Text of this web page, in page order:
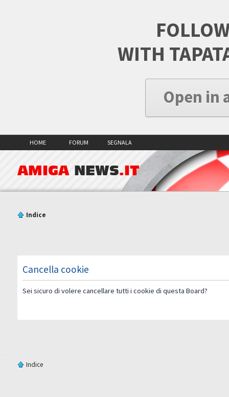
WITH
Open in
HOME FORUM SEGNALA
AMIGA NEWS.IT
Indice
Cancella cookie
Sei sicuro di volere cancellare tutti i cookie di questa Board?
Indice